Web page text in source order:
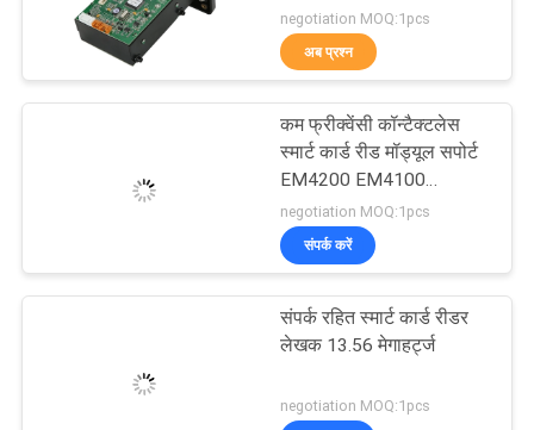
एक
करे
आरएफआईडी कार्ड रीडर
चुंबकीय कार्ड रीडर डालें
negotiation MOQ:1pcs
अब प्रश्न
कम फ्रीक्वेंसी कॉन्टैक्टलेस
स्मार्ट कार्ड रीड मॉड्यूल सपोर्ट
EM4200 EM4100
TK4100 UART
negotiation MOQ:1pcs
संपर्क करें
संपर्क रहित स्मार्ट कार्ड रीडर
लेखक 13.56 मेगाहर्ट्ज
negotiation MOQ:1pcs